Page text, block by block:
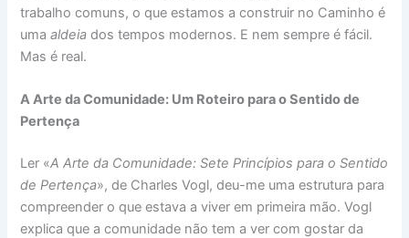
trabalho comuns, o que estamos a construir no Caminho é
umaaldeiados tempos modernos. E nem sempre é fácil.
Mas é real.
A Arte da Comunidade: Um Roteiro para o Sentido de
Pertença
Ler «A Arte da Comunidade: Sete Princípios para o Sentido
de Pertença», de Charles Vogl, deu-me uma estrutura para
compreender o que estava a viver em primeira mão. Vogl
explica que a comunidade não tem a ver com gostar da